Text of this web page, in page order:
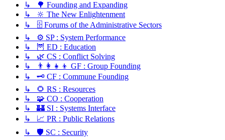
↳ 🌳 Founding and Expanding
↳ 🔆 The New Enlightenment
↳ 🗄️ Forums of the Administrative Sectors
↳ ⚙️ SP : System Performance
↳ 🦉 ED : Education
↳ 🌿 CS : Conflict Solving
↳ 👨‍👩‍👧‍👦 GF : Group Founding
↳ 🗝️ CF : Commune Founding
↳ 🌻 RS : Resources
↳ 🧩 CO : Cooperation
↳ 🏰 SI : Systems Interface
↳ 📈 PR : Public Relations
↳ 🛡️ SC : Security